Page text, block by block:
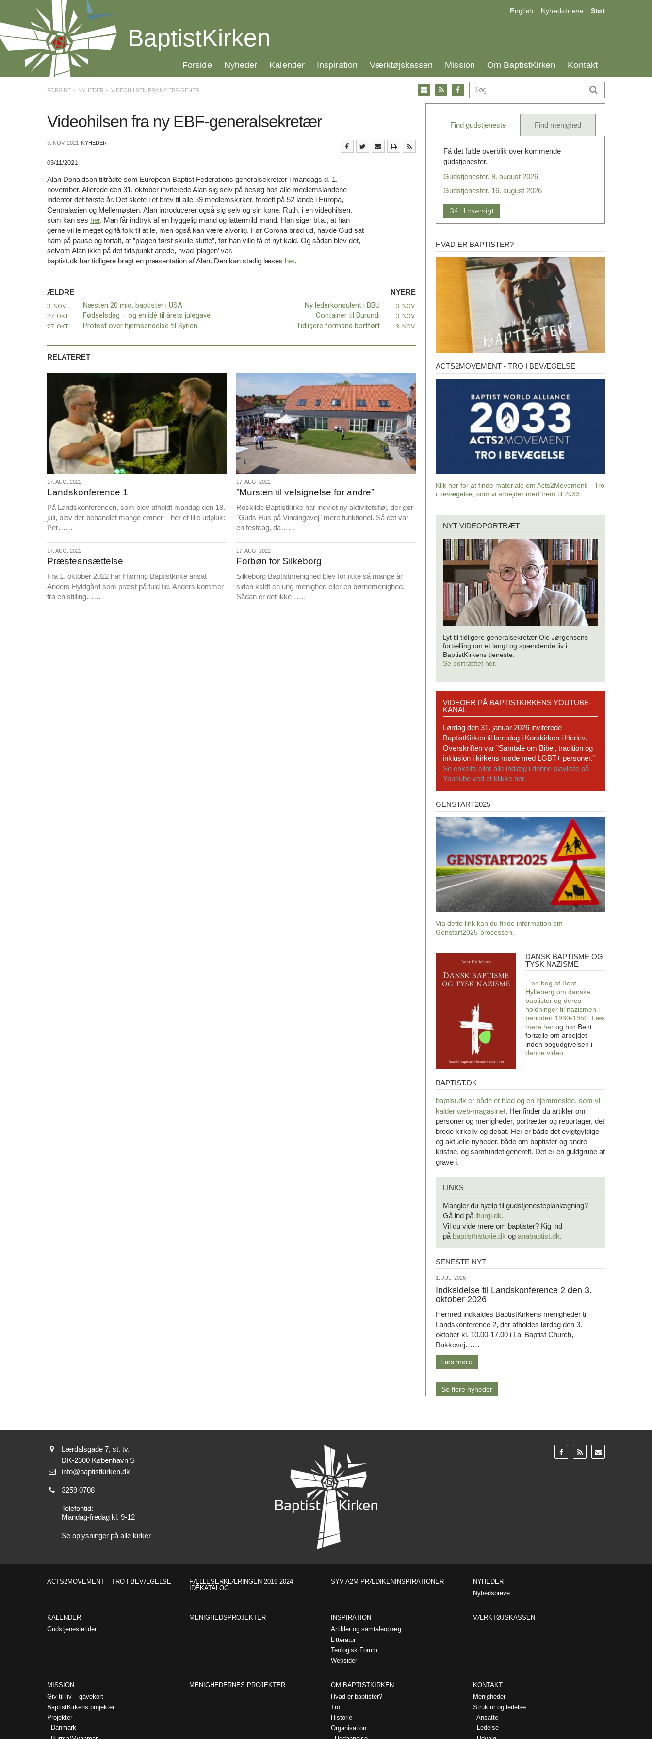
over
og
gå
Vend
tilbage
Værktøjskassen
BaptistKirken
Inspiration
Værktøjskassen
17.0:
English 18.0:
Nyhedsbreve 19.0:
Støt
BaptistKirken
20.0:
Forside 21.0:
Nyheder 22.0:
Kalender 23.0:
Inspiration 24.0:
Værktøjskassen 25.0:
Mission 26.0:
Om BaptistKirken 27.0:
Kontakt
FORSIDE NYHEDER
Gå
til:
Facebook
Gå
til:
feed
Gå
til:
Videohilsen fra ny EBF-generalsekretær
3. NOV. 2021 NYHEDER
03/11/2021
Alan Donaldson tiltrådte som European Baptist Federations generalsekretær i mandags d. 1.
november. Allerede den 31. oktober inviterede Alan sig selv på besøg hos alle medlemslandene
indenfor det første år. Det skete i et brev til alle 59 medlemskirker, fordelt på 52 lande i Europa,
Centralasien og Mellemøsten. Alan introducerer også sig selv og sin kone, Ruth, i en videohilsen,
som kan ses her. Man får indtryk af en hyggelig mand og lattermild mand. Han siger bl.a., at han
gerne vil le meget og få folk til at le, men også kan være alvorlig. Før Corona brød ud, havde Gud sat
ham på pause og fortalt, at ”plagen først skulle slutte”, før han ville få et nyt kald. Og sådan blev det,
selvom Alan ikke på det tidspunkt anede, hvad ’plagen’ var.
baptist.dk har tidligere bragt en præsentation af Alan. Den kan stadig læses her.
ÆLDRE
3. NOV. Næsten 20 mio. baptister i USA
27. OKT. Fødselsdag – og en idé til årets julegave
27. OKT. Protest over hjemsendelse til Syrien
NYERE
Ny lederkonsulent i BBU 3. NOV.
Container til Burundi 3. NOV.
Tidligere formand bortført 3. NOV.
RELATERET
17.
aug.
2022
17. AUG. 2022
Landskonference 1
På Landskonferencen, som blev afholdt mandag den 18.
juli, blev der behandlet mange emner – her et lille udpluk:
Per……
s
m
r
e
17.
aug.
2022
17. AUG. 2022
”Mursten til velsignelse for andre”
Roskilde Baptistkirke har indviet ny aktivitetsfløj, der gør
"Guds Hus på Vindingevej" mere funktionel. Så det var
en festdag, da……
m
r
e
17.
aug.
2022
17. AUG. 2022
Præsteansættelse
Fra 1. oktober 2022 har Hjørring Baptistkirke ansat
Anders Hyldgård som præst på fuld tid. Anders kommer
fra en stilling……
17.
aug.
2022
17. AUG. 2022
Forbøn for Silkeborg
Silkeborg Baptistmenighed blev for ikke så mange år
siden kaldt en ung menighed eller en børnemenighed.
Sådan er det ikke……
Find gudstjeneste Find menighed
Få det fulde overblik over kommende
gudstjenester.
Gudstjenester, 9. august 2026
Gudstjenester, 16. august 2026
Gå til oversigt
Hvad
er
baptister?
HVAD ER BAPTISTER?
Acts2Movement
ACTS2MOVEMENT - TRO I BEVÆGELSE
Klik her for at finde materiale om Acts2Movement – Tro
i bevægelse, som vi arbejder med frem til 2033.
videoportræt
NYT VIDEOPORTRÆT
Lyt til tidligere generalsekretær Ole Jørgensens
fortælling om et langt og spændende liv i
BaptistKirkens tjeneste.
Se portrættet her.
BaptistKirkens
YouTube-
kanal
VIDEOER PÅ BAPTISTKIRKENS YOUTUBE-
KANAL
Lørdag den 31. januar 2026 inviterede
BaptistKirken til læredag i Korskirken i Herlev.
Overskriften var ”Samtale om Bibel, tradition og
inklusion i kirkens møde med LGBT+ personer.”
Se enkelte eller alle indlæg i denne playliste på
YouTube ved at klikke her.
Genstart2025
GENSTART2025
Via dette link kan du finde information om
Genstart2025-processen.
tysk
DANSK BAPTISME OG
TYSK NAZISME
– en bog af Bent
Hylleberg om danske
baptister og deres
holdninger til nazismen i
perioden 1930-1950. Læs
mere herog hør Bent
fortælle om arbejdet
inden bogudgivelsen i
denne video.
baptist.dk
BAPTIST.DK
baptist.dk er både et blad og en hjemmeside, som vi
kalder web-magasinet. Her finder du artikler om
personer og menigheder, portrætter og reportager, det
brede kirkeliv og debat. Her er både det evigtgyldige
og aktuelle nyheder, både om baptister og andre
kristne, og samfundet generelt. Det er en guldgrube at
grave i.
LINKS
Mangler du hjælp til gudstjenesteplanlægning?
Gå ind på liturgi.dk.
Vil du vide mere om baptister? Kig ind
på baptisthistorie.dk og anabaptist.dk.
Seneste
SENESTE NYT
1.
jul.
2026
1. JUL. 2026
Indkaldelse til Landskonference 2 den 3.
oktober 2026
Hermed indkaldes BaptistKirkens menigheder til
Landskonference 2, der afholdes lørdag den 3.
oktober kl. 10.00-17.00 i Lai Baptist Church,
Bakkevej……
Læs mere
Se flere nyheder
Adresse:
Lærdalsgade 7, st. tv.
Adresse:
DK-2300 København S
Send
info@baptistkirken.dk
Tlf.:
3259 0708
Telefontid:
Mandag-fredag kl. 9-12
Se oplysninger på alle kirker
Gå
til:
Gå
til:
Gå
til:
ACTS2MOVEMENT – TRO I BEVÆGELSE
FÆLLESERKLÆRINGEN 2019-2024 –
IDÉKATALOG
SYV A2M PRÆDIKENINSPIRATIONER
NYHEDER
Nyhedsbreve
KALENDER
Gudstjenestetider
MENIGHEDSPROJEKTER
INSPIRATION
Artikler og samtaleoplæg
Litteratur
Teologisk Forum
Websider
VÆRKTØJSKASSEN
MISSION
Giv til liv – gavekort
BaptistKirkens projekter
Projekter
Danmark
MENIGHEDERNES PROJEKTER
OM BAPTISTKIRKEN
Hvad er baptister?
Tro
Historie
Organisation
KONTAKT
Menigheder
Struktur og ledelse
Ansatte
Ledelse